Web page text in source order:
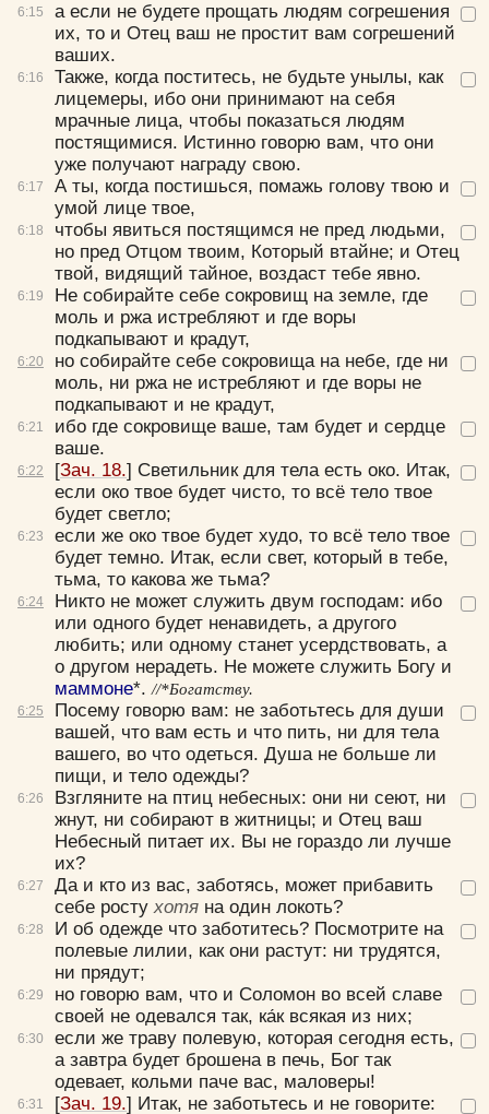
6:15
6:16
6:17
6:18
6:19
6:20
6:21
6:22
6:23
6:24
6:25
6:26
6:27
6:28
6:29
6:30
6:31
а если не будете прощать людям согрешения
их, то и Отец ваш не простит вам согрешений
ваших.
Также, когда поститесь, не будьте унылы, как
лицемеры, ибо они принимают на себя
мрачные лица, чтобы показаться людям
постящимися. Истинно говорю вам, что они
уже получают награду свою.
А ты, когда постишься, помажь голову твою и
умой лице твое,
чтобы явиться постящимся не пред людьми,
но пред Отцом твоим, Который втайне; и Отец
твой, видящий тайное, воздаст тебе явно.
Не собирайте себе сокровищ на земле, где
моль и ржа истребляют и где воры
подкапывают и крадут,
но собирайте себе сокровища на небе, где ни
моль, ни ржа не истребляют и где воры не
подкапывают и не крадут,
ибо где сокровище ваше, там будет и сердце
ваше.
[Зач. 18.] Светильник для тела есть око. Итак,
если око твое будет чисто, то всё тело твое
будет светло;
если же око твое будет худо, то всё тело твое
будет темно. Итак, если свет, который в тебе,
тьма, то какова же тьма?
Никто не может служить двум господам: ибо
или одного будет ненавидеть, а другого
любить; или одному станет усердствовать, а
о другом нерадеть. Не можете служить Богу и
маммоне*. //*Богатству.
Посему говорю вам: не заботьтесь для души
вашей, что вам есть и что пить, ни для тела
вашего, во что одеться. Душа не больше ли
пищи, и тело одежды?
Взгляните на птиц небесных: они ни сеют, ни
жнут, ни собирают в житницы; и Отец ваш
Небесный питает их. Вы не гораздо ли лучше
их?
Да и кто из вас, заботясь, может прибавить
себе росту хотя на один локоть?
И об одежде что заботитесь? Посмотрите на
полевые лилии, как они растут: ни трудятся,
ни прядут;
но говорю вам, что и Соломон во всей славе
своей не одевался так, ка́к всякая из них;
если же траву полевую, которая сегодня есть,
а завтра будет брошена в печь, Бог так
одевает, кольми паче вас, маловеры!
[Зач. 19.] Итак, не заботьтесь и не говорите: